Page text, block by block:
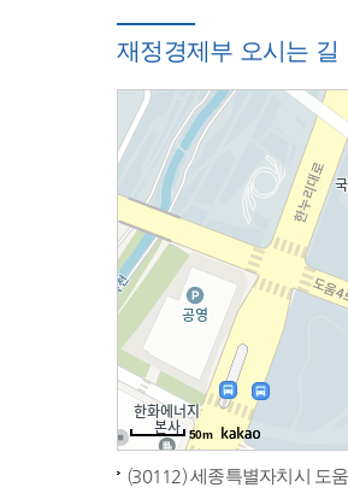
재정경제부 오시는 길
50m
(30112) 세종특별자치시 도